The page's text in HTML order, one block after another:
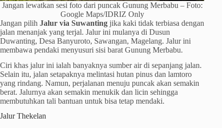
Jangan lewatkan sesi foto dari puncak Gunung Merbabu – Foto:
Google Maps/IDRIZ Only
Jangan pilih Jalur via Suwanting jika kaki tidak terbiasa dengan
jalan menanjak yang terjal. Jalur ini mulanya di Dusun
Duwanting, Desa Banyuroto, Sawangan, Magelang. Jalur ini
membawa pendaki menyusuri sisi barat Gunung Merbabu.
Ciri khas jalur ini ialah banyaknya sumber air di sepanjang jalan.
Selain itu, jalan setapaknya melintasi hutan pinus dan lamtoro
yang rindang. Namun, perjalanan menuju puncak akan semakin
berat. Jalurnya akan semakin menukik dan licin sehingga
membutuhkan tali bantuan untuk bisa tetap mendaki.
Jalur Thekelan